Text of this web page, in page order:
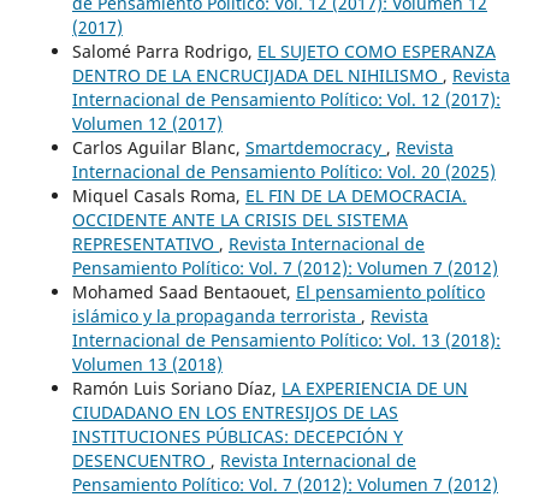
(2017)
Salomé Parra Rodrigo, EL SUJETO COMO ESPERANZA
DENTRO DE LA ENCRUCIJADA DEL NIHILISMO , Revista
Internacional de Pensamiento Político: Vol. 12 (2017):
Volumen 12 (2017)
Carlos Aguilar Blanc, Smartdemocracy , Revista
Internacional de Pensamiento Político: Vol. 20 (2025)
Miquel Casals Roma, EL FIN DE LA DEMOCRACIA.
OCCIDENTE ANTE LA CRISIS DEL SISTEMA
REPRESENTATIVO , Revista Internacional de
Pensamiento Político: Vol. 7 (2012): Volumen 7 (2012)
Mohamed Saad Bentaouet, El pensamiento político
islámico y la propaganda terrorista , Revista
Internacional de Pensamiento Político: Vol. 13 (2018):
Volumen 13 (2018)
Ramón Luis Soriano Díaz, LA EXPERIENCIA DE UN
CIUDADANO EN LOS ENTRESIJOS DE LAS
INSTITUCIONES PÚBLICAS: DECEPCIÓN Y
DESENCUENTRO , Revista Internacional de
Pensamiento Político: Vol. 7 (2012): Volumen 7 (2012)